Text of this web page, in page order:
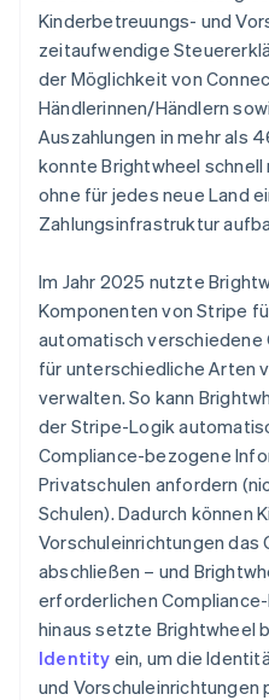
Kinderbetreuungs- und
zeitaufwendige
der Möglichkeit von
Händlerinnen/Händlern
Auszahlungen in mehr als
konnte Brightwheel schnell
ohne für jedes neue Land
Zahlungsinfrastruktur
Im Jahr 2025 nutzte
Komponenten von Stripe
automatisch
für unterschiedliche Arten
verwalten. So kann
der Stripe-Logik
Compliance-bezogene
Privatschulen anfordern
Schulen). Dadurch können
Vorschuleinrichtungen das
abschließen – und
erforderlichen
hinaus setzte Brightwheel
Identity ein, um die
und